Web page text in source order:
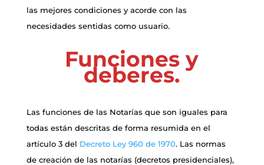
las mejores condiciones y acorde con las
necesidades sentidas como usuario.
Funciones y
deberes.
Las funciones de las Notarías que son iguales para
todas están descritas de forma resumida en el
artículo 3 del Decreto Ley 960 de 1970. Las normas
de creación de las notarías (decretos presidenciales),